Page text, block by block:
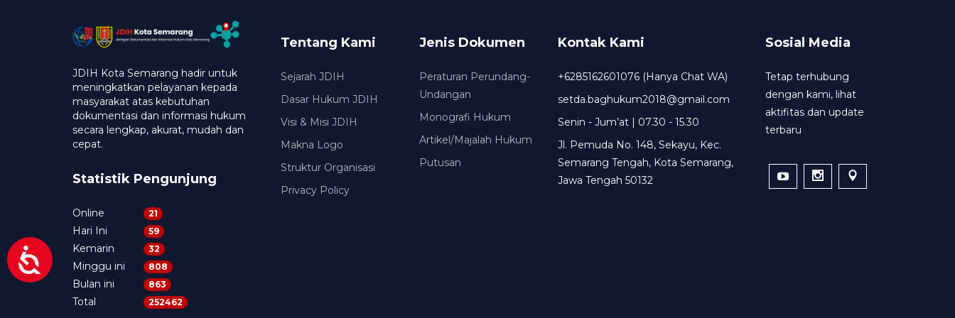
JDIH Kota Semarang hadir untuk
meningkatkan pelayanan kepada
masyarakat atas kebutuhan
dokumentasi dan informasi hukum
secara lengkap, akurat, mudah dan
cepat.
Statistik Pengunjung
Online 21
Hari Ini 59
Kemarin 32
Minggu ini 808
Bulan ini 863
Total 252462
Tentang Kami
Sejarah JDIH
Dasar Hukum JDIH
Visi & Misi JDIH
Makna Logo
Struktur Organisasi
Privacy Policy
Jenis Dokumen
Peraturan Perundang-
Undangan
Monografi Hukum
Artikel/Majalah Hukum
Putusan
Kontak Kami
+6285162601076 (Hanya Chat WA)
setda.baghukum2018@gmail.com
Senin - Jum’at | 07.30 - 15.30
Jl. Pemuda No. 148, Sekayu, Kec.
Semarang Tengah, Kota Semarang,
Jawa Tengah 50132
Sosial Media
Tetap terhubung
dengan kami, lihat
aktifitas dan update
terbaru